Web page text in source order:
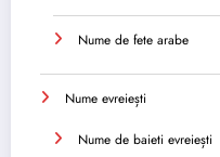
Nume de fete arabe
Nume evreiești
Nume de baieti evreiești